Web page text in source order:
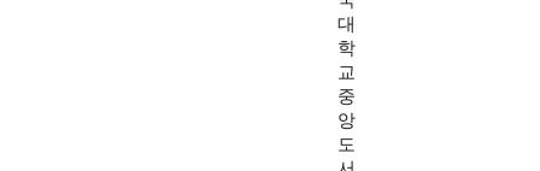
대
학
교
중
앙
도